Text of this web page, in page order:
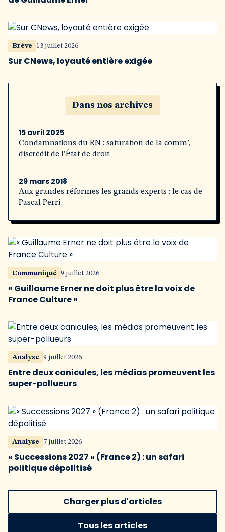
Brève 13 juillet 2026
Sur CNews, loyauté entière exigée
Dans nos archives
15 avril 2025
Condamnations du RN : saturation de la comm’,
discrédit de l’État de droit
29 mars 2018
Aux grandes réformes les grands experts : le cas de
Pascal Perri
Communiqué 9 juillet 2026
« Guillaume Erner ne doit plus être la voix de
France Culture »
Analyse 9 juillet 2026
Entre deux canicules, les médias promeuvent les
super-pollueurs
Analyse 7 juillet 2026
« Successions 2027 » (France 2) : un safari
politique dépolitisé
Charger plus d'articles
Tous les articles